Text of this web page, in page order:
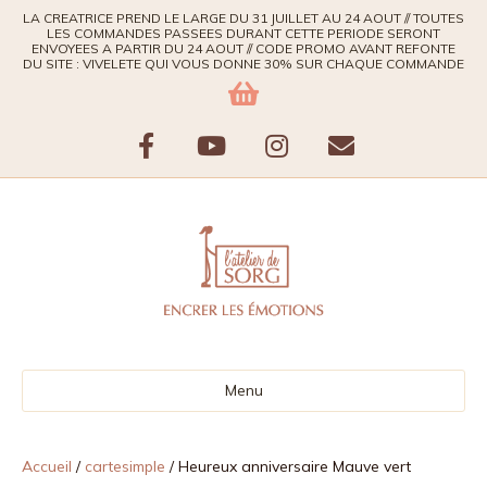
LA CREATRICE PREND LE LARGE DU 31 JUILLET AU 24 AOUT // TOUTES
LES COMMANDES PASSEES DURANT CETTE PERIODE SERONT
ENVOYEES A PARTIR DU 24 AOUT // CODE PROMO AVANT REFONTE
DU SITE : VIVELETE QUI VOUS DONNE 30% SUR CHAQUE COMMANDE
F
o
o
Y
u
t
b
e
I
s
t
g
r
E
Menu
Accueil / cartesimple / Heureux anniversaire Mauve vert